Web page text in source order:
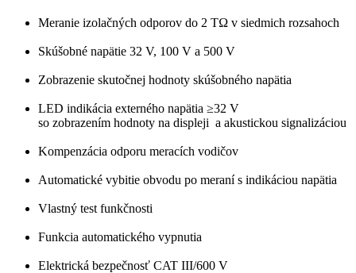
Meranie izolačných odporov do 2 TΩ v siedmich rozsahoch
Skúšobné napätie 32 V, 100 V a 500 V
Zobrazenie skutočnej hodnoty skúšobného napätia
LED indikácia externého napätia ≥32 V
so zobrazením hodnoty na displeji a akustickou signalizáciou
Kompenzácia odporu meracích vodičov
Automatické vybitie obvodu po meraní s indikáciou napätia
Vlastný test funkčnosti
Funkcia automatického vypnutia
Elektrická bezpečnosť CAT III/600 V